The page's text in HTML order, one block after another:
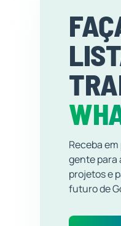
Receba
gente para
projetos e
futuro de